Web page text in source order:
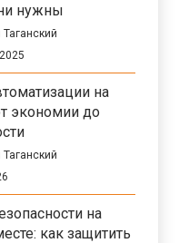
нужны
на
экономии до
на
как защитить